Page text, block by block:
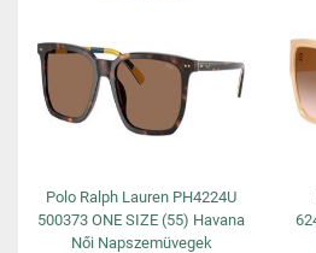
Polo Ralph Lauren PH4224U
500373 ONE SIZE (55) Havana
Női Napszemüvegek